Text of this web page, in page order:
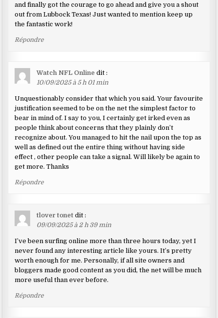
and finally got the courage to go ahead and give you a shout
out from Lubbock Texas! Just wanted to mention keep up
the fantastic work!
Répondre
Watch NFL Online dit :
10/09/2025 à 5 h 01 min
Unquestionably consider that which you said. Your favourite
justification seemed to be on the net the simplest factor to
bear in mind of. I say to you, I certainly get irked even as
people think about concerns that they plainly don’t
recognize about. You managed to hit the nail upon the top as
well as defined out the entire thing without having side
effect , other people can take a signal. Will likely be again to
get more. Thanks
Répondre
tlover tonet dit :
09/09/2025 à 2 h 39 min
I’ve been surfing online more than three hours today, yet I
never found any interesting article like yours. It’s pretty
worth enough for me. Personally, if all site owners and
bloggers made good content as you did, the net will be much
more useful than ever before.
Répondre